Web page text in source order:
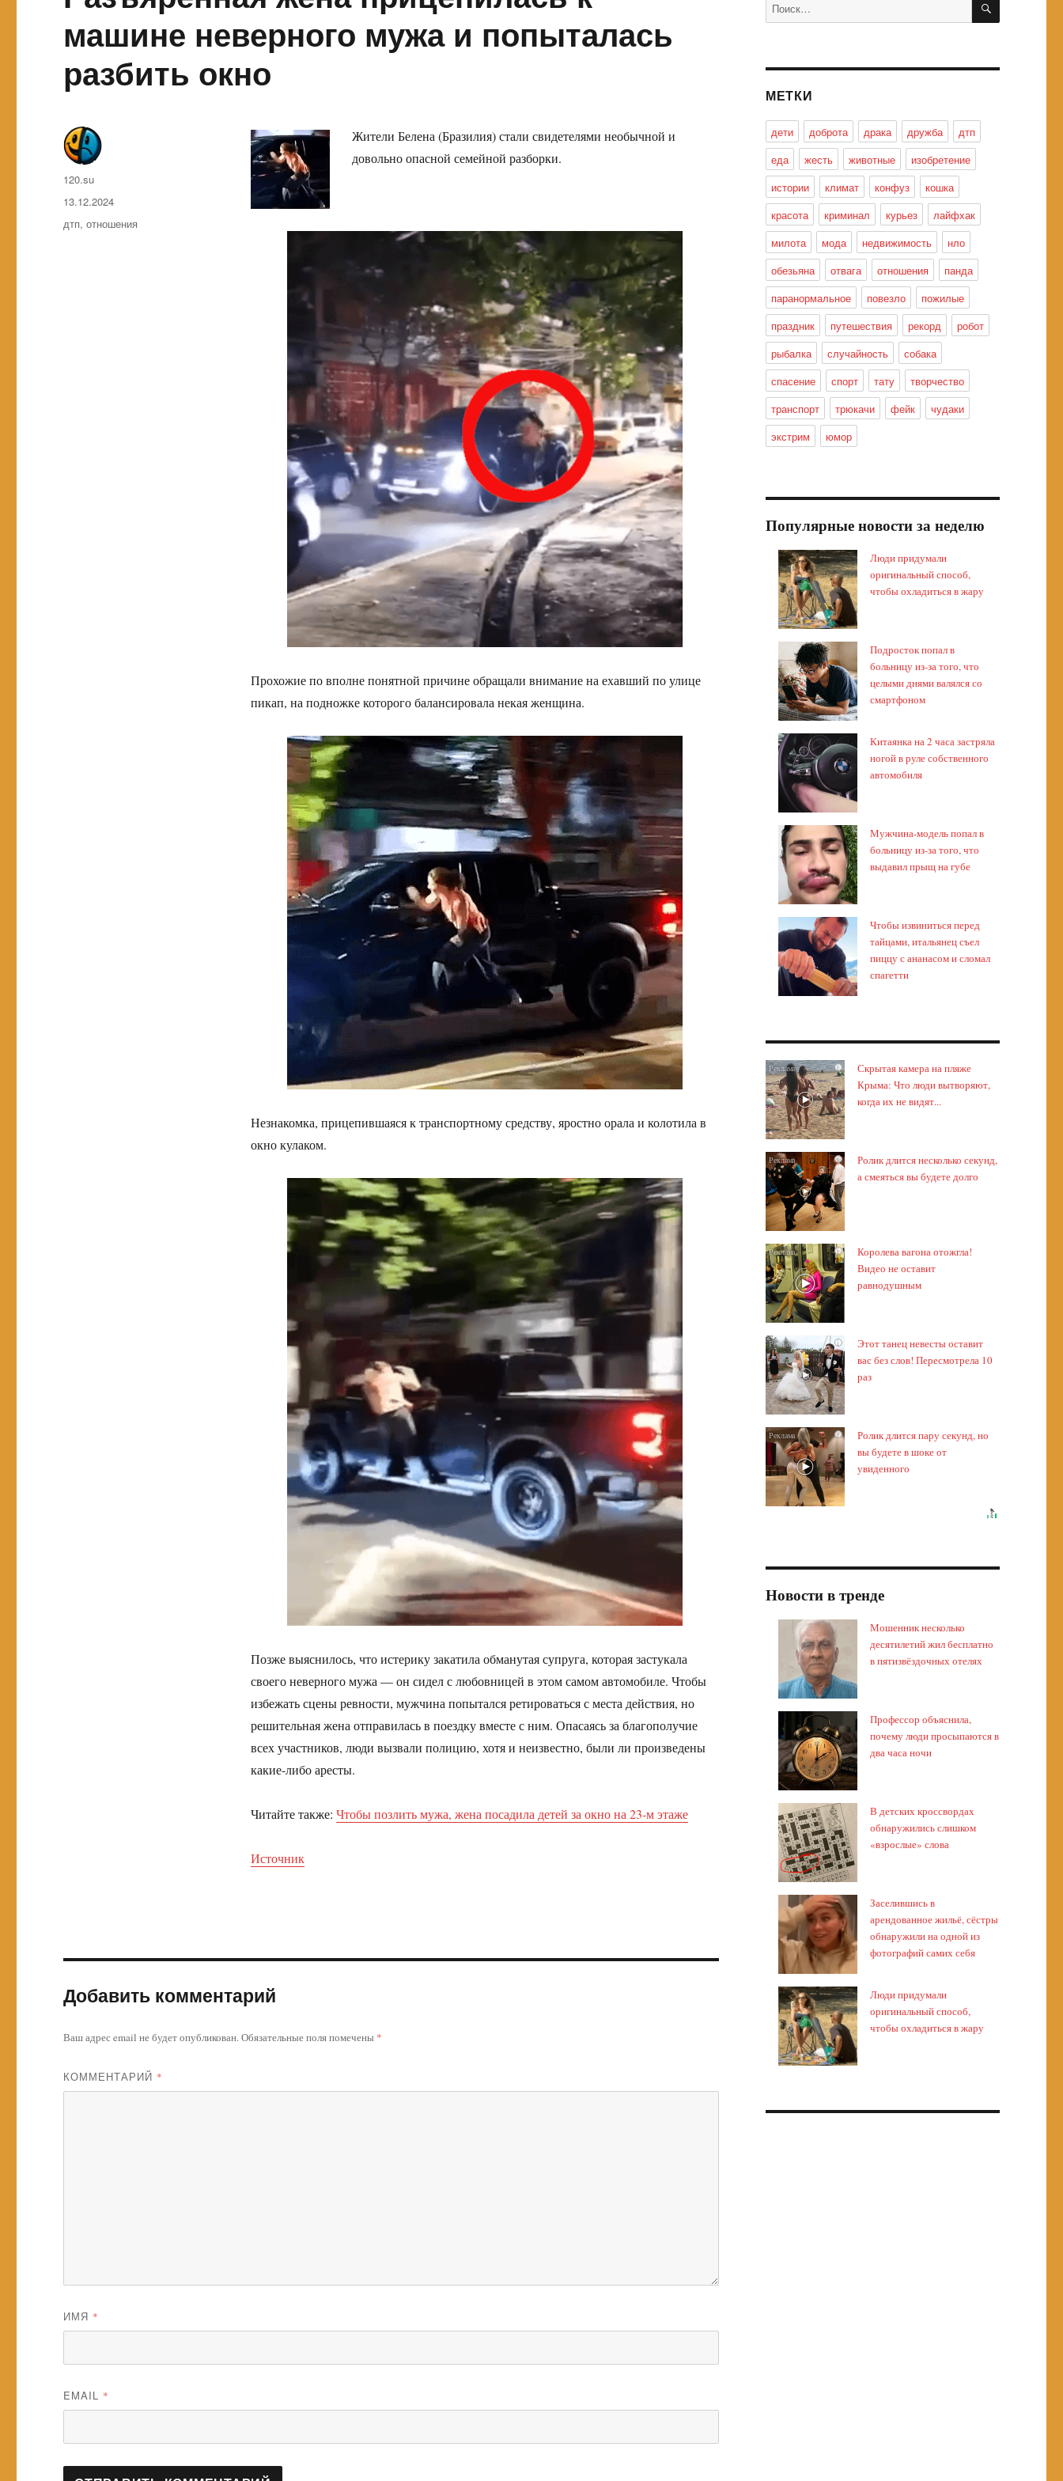
машине неверного мужа и попыталась
разбить окно
Жители Белена (Бразилия) стали свидетелями необычной и
довольно опасной семейной разборки.
Прохожие по вполне понятной причине обращали внимание на ехавший по улице
пикап, на подножке которого балансировала некая женщина.
Незнакомка, прицепившаяся к транспортному средству, яростно орала и колотила в
окно кулаком.
Позже выяснилось, что истерику закатила обманутая супруга, которая застукала
своего неверного мужа — он сидел с любовницей в этом самом автомобиле. Чтобы
избежать сцены ревности, мужчина попытался ретироваться с места действия, но
решительная жена отправилась в поездку вместе с ним. Опасаясь за благополучие
всех участников, люди вызвали полицию, хотя и неизвестно, были ли произведены
какие-либо аресты.
Читайте также: Чтобы позлить мужа, жена посадила детей за окно на 23-м этаже
Источник
Автор
120.su
Опубликовано
13.12.2024
Метки
дтп,отношения
Добавить комментарий
Ваш адрес email не будет опубликован.Обязательные поля помечены *
КОММЕНТАРИЙ *
ИМЯ *
EMAIL *
МЕТКИ
дети доброта драка дружба
дтп
еда
жесть животные
изобретение
истории
климат конфуз
кошка
красота
криминал курьез
лайфхак
милота
мода недвижимость
нло
обезьяна
отвага отношения
панда
паранормальное
повезло
пожилые
праздник
путешествия рекорд
робот
рыбалка
случайность
собака
спасение
спорт тату
творчество
транспорт
трюкачи фейк
чудаки
экстрим
юмор
Популярные новости за неделю
Люди придумали
оригинальный способ,
чтобы охладиться в жару
Подросток попал в
больницу из-за того, что
целыми днями валялся со
смартфоном
Китаянка на 2 часа застряла
ногой в руле собственного
автомобиля
Мужчина-модель попал в
больницу из-за того, что
выдавил прыщ на губе
Чтобы извиниться перед
тайцами, итальянец съел
пиццу с ананасом и сломал
спагетти
i
Скрытая камера на пляже
Крыма: Что люди вытворяют,
когда их не видят...
i
Ролик длится несколько секунд,
а смеяться вы будете долго
i
Королева вагона отожгла!
Видео не оставит
равнодушным
i
Этот танец невесты оставит
вас без слов! Пересмотрела 10
раз
i
Ролик длится пару секунд, но
вы будете в шоке от
увиденного
Новости в тренде
Мошенник несколько
десятилетий жил бесплатно
в пятизвёздочных отелях
Профессор объяснила,
почему люди просыпаются в
два часа ночи
В детских кроссвордах
обнаружились слишком
«взрослые» слова
Заселившись в
арендованное жильё, сёстры
обнаружили на одной из
фотографий самих себя
Люди придумали
оригинальный способ,
чтобы охладиться в жару